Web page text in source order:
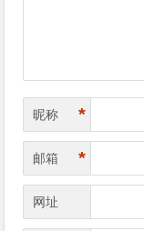
昵称 *
邮箱 *
网址